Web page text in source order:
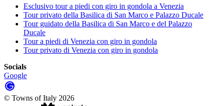
Esclusivo tour a piedi con giro in gondola a Venezia
Tour privato della Basilica di San Marco e Palazzo Ducale
Tour guidato della Basilica di San Marco e del Palazzo
Ducale
Tour a piedi di Venezia con giro in gondola
Tour privato di Venezia con giro in gondola
Socials
Google
© Towns of Italy 2026